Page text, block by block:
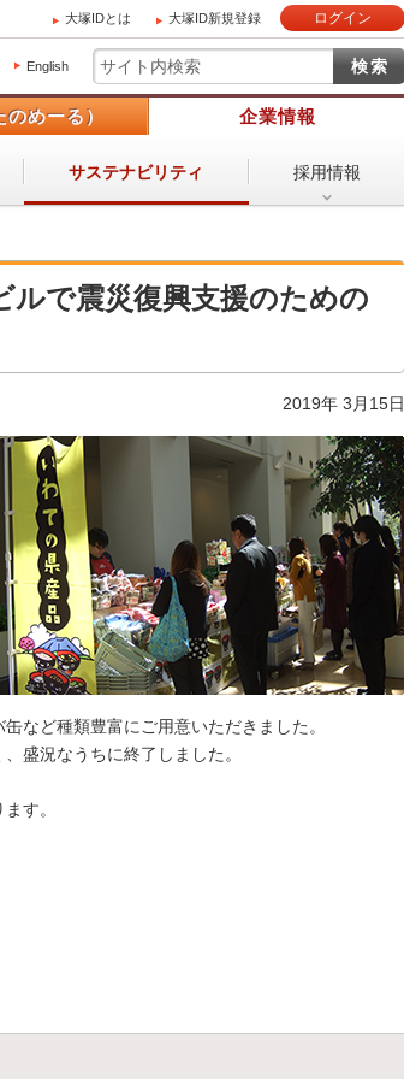
大塚IDとは 大塚ID新規登録 ログイン
English
めーる） 企業情報
サステナビリティ 採用情報
で震災復興支援のための
2019年 3月15日
など種類豊富にご用意いただきました。
盛況なうちに終了しました。
す。